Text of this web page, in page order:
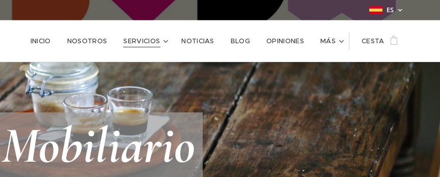
ES
INICIO NOSOTROS SERVICIOS NOTICIAS BLOG OPINIONES MÁS CESTA
Mobiliario